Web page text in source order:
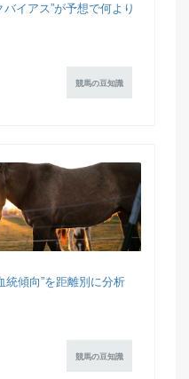
バイアス”が予想で何より
競馬の豆知識
統傾向”を距離別に分析
競馬の豆知識